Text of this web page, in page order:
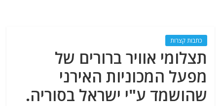
כתבות קצרות
תצלומי אוויר ברורים של
מפעל המכוניות האירני
שהושמד ע"י ישראל בסוריה.